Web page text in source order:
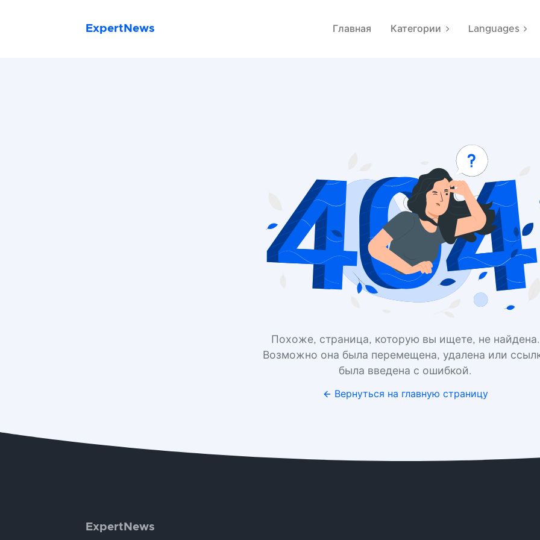
ExpertNews Главная Категории Languages
Похоже, страница, которую вы ищете, не найдена.
Возможно она была перемещена, удалена или
была введена с ошибкой.
Вернуться на главную страницу
ExpertNews